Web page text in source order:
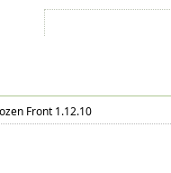
Front 1.12.10